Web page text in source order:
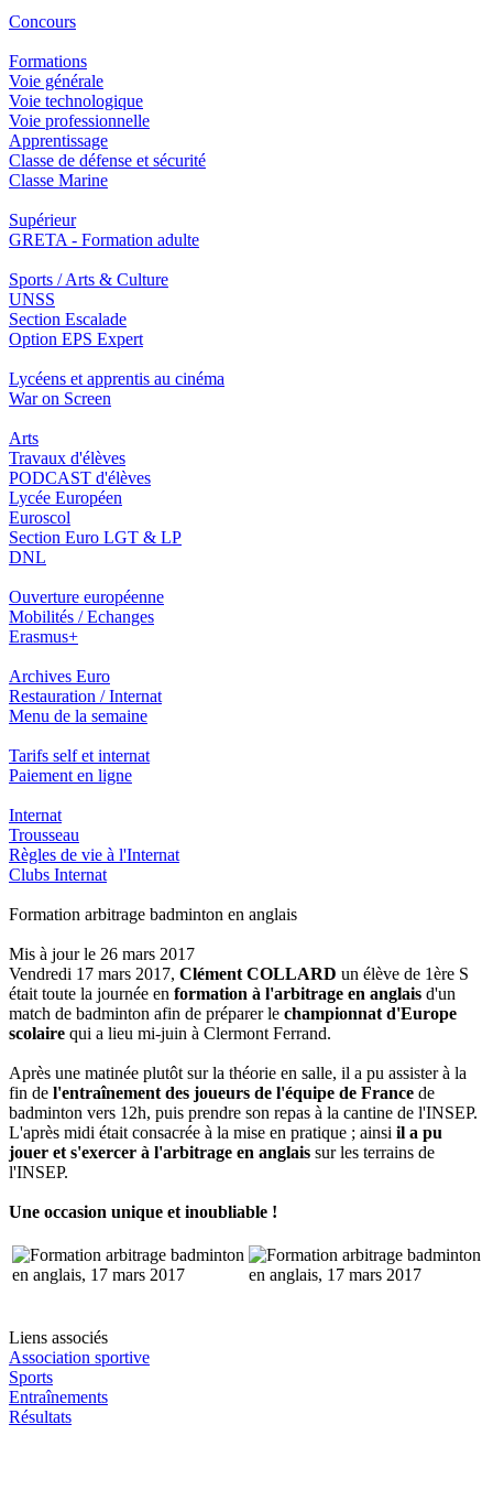
Concours
Formations
Voie générale
Voie technologique
Voie professionnelle
Apprentissage
Classe de défense et sécurité
Classe Marine
Supérieur
GRETA - Formation adulte
Sports / Arts & Culture
UNSS
Section Escalade
Option EPS Expert
Lycéens et apprentis au cinéma
War on Screen
Arts
Travaux d'élèves
PODCAST d'élèves
Lycée Européen
Euroscol
Section Euro LGT & LP
DNL
Ouverture européenne
Mobilités / Echanges
Erasmus+
Archives Euro
Restauration / Internat
Menu de la semaine
Tarifs self et internat
Paiement en ligne
Internat
Trousseau
Règles de vie à l'Internat
Clubs Internat
Formation arbitrage badminton en anglais
Mis à jour le 26 mars 2017
Vendredi 17 mars 2017, Clément COLLARD un élève de 1ère S
était toute la journée en formation à l'arbitrage en anglais d'un
match de badminton afin de préparer le championnat d'Europe
scolaire qui a lieu mi-juin à Clermont Ferrand.
Après une matinée plutôt sur la théorie en salle, il a pu assister à la
fin de l'entraînement des joueurs de l'équipe de France de
badminton vers 12h, puis prendre son repas à la cantine de l'INSEP.
L'après midi était consacrée à la mise en pratique ; ainsi il a pu
jouer et s'exercer à l'arbitrage en anglais sur les terrains de
l'INSEP.
Une occasion unique et inoubliable !
Liens associés
Association sportive
Sports
Entraînements
Résultats